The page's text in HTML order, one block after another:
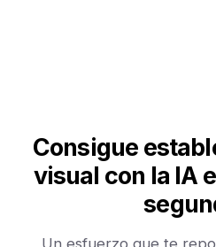
Consigue
visual con la IA